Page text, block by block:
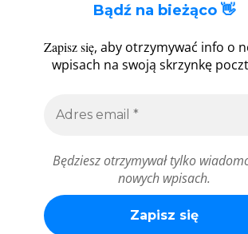
Bądź na bieżąco 👋
Zapisz się, aby otrzymywać info o
wpisach na swoją skrzynkę
Będziesz otrzymywał tylko
nowych wpisach.